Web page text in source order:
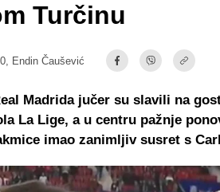
Turčinu
Endin Čaušević
Madrida jučer su slavili na
La Lige, a u centru pažnje
imao zanimljiv susret s